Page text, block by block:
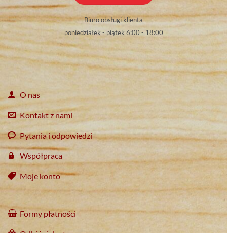
Biuro obsługi klienta
poniedziałek - piątek 6:00 - 18:00
O nas
Kontakt z nami
Pytania i odpowiedzi
Współpraca
Moje konto
Formy płatności